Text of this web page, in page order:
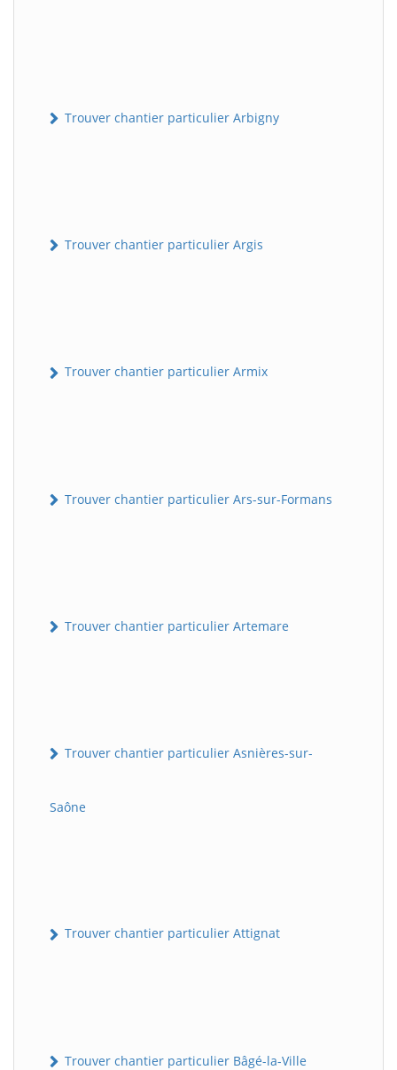
Trouver chantier particulier Arbigny
Trouver chantier particulier Argis
Trouver chantier particulier Armix
Trouver chantier particulier Ars-sur-Formans
Trouver chantier particulier Artemare
Trouver chantier particulier Asnières-sur-
Saône
Trouver chantier particulier Attignat
Trouver chantier particulier Bâgé-la-Ville